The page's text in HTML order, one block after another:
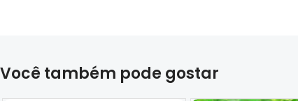
Você também pode gostar